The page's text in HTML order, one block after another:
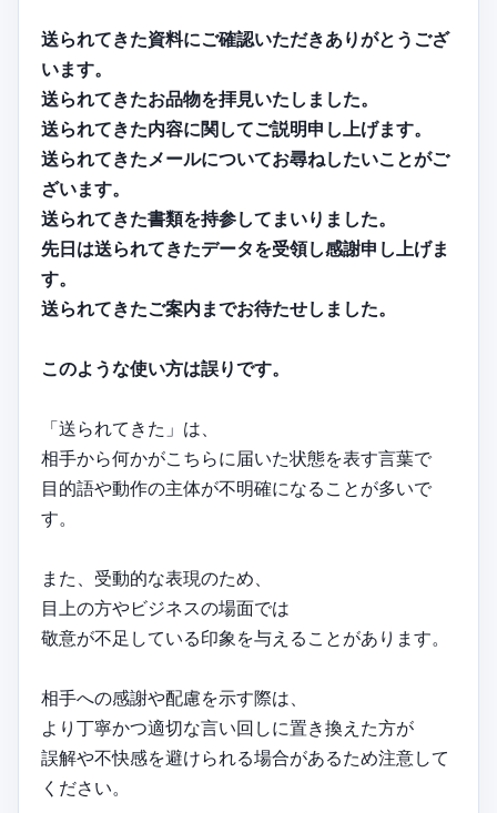
送られてきた資料にご確認いただきありがとうござ
います。
送られてきたお品物を拝見いたしました。
送られてきた内容に関してご説明申し上げます。
送られてきたメールについてお尋ねしたいことがご
ざいます。
送られてきた書類を持参してまいりました。
先日は送られてきたデータを受領し感謝申し上げま
す。
送られてきたご案内までお待たせしました。
このような使い方は誤りです。
「送られてきた」は、
相手から何かがこちらに届いた状態を表す言葉で
目的語や動作の主体が不明確になることが多いで
す。
また、受動的な表現のため、
目上の方やビジネスの場面では
敬意が不足している印象を与えることがあります。
相手への感謝や配慮を示す際は、
より丁寧かつ適切な言い回しに置き換えた方が
誤解や不快感を避けられる場合があるため注意して
ください。